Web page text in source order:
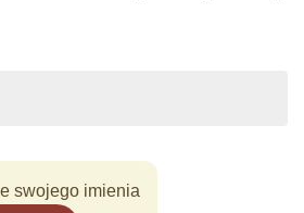
swojego imienia